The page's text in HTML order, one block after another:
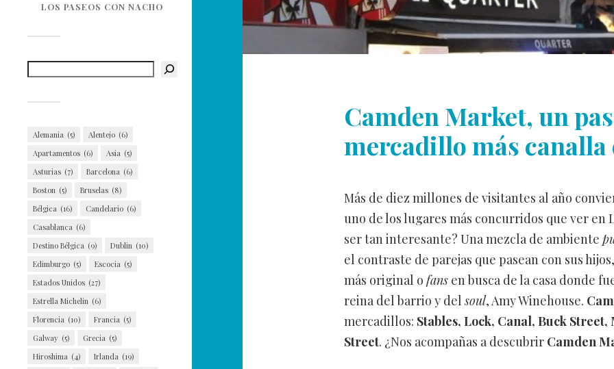
LOS PASEOS CON NACHO
Alemania (5) Alentejo (6)
Apartamentos (6) Asia (5)
Asturias (7) Barcelona (6)
Boston (5) Bruselas (8)
Bélgica (16) Candelario (6)
Casablanca (6)
Destino Bélgica (9) Dublin (10)
Edimburgo (5) Escocia (5)
Estados Unidos (27)
Estrella Michelin (6)
Florencia (10) Francia (5)
Galway (5) Grecia (5)
Hiroshima (4) Irlanda (19)
Camden Market, un
mercadillo más canalla
Más de diez millones de visitantes al año
uno de los lugares más concurridos que ver en
ser tan interesante? Una mezcla de ambiente
el contraste de parejas que pasean con sus
más original o fans en busca de la casa donde
reina del barrio y delsoul, Amy Winehouse.
mercadillos: Stables, Lock, Canal, Buck
Street. ¿Nos acompañas a descubrir Camden